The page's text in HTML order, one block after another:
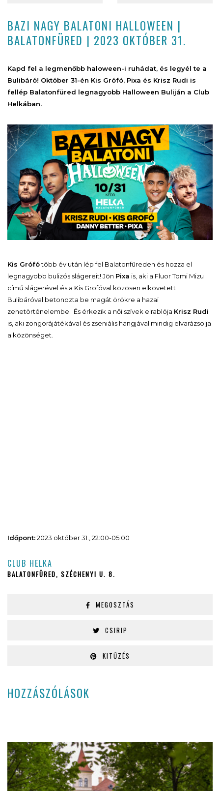
BAZI NAGY BALATONI HALLOWEEN |
BALATONFÜRED | 2023 OKTÓBER 31.
Kapd fel a legmenőbb haloween-i ruhádat, és legyél te a
Bulibáró! Október 31-én Kis Grófó, Pixa és Krisz Rudi is
fellép Balatonfüred legnagyobb Halloween Buliján a Club
Helkában.
Kis Grófótöbb év után lép fel Balatonfüreden és hozza el
legnagyobb bulizós slágereit! Jön Pixa is, aki a Fluor Tomi Mizu
című slágerével és a Kis Grofóval közösen elkövetett
Bulibáróval betonozta be magát örökre a hazai
zenetörténelembe. És érkezik a női szívek elrablója Krisz Rudi
is, aki zongorájátékával és zseniális hangjával mindig elvarázsolja
a közönséget.
Időpont:2023 október 31., 22:00-05:00
CLUB HELKA
BALATONFÜRED, SZÉCHENYI U. 8.
MEGOSZTÁS
CSIRIP
KITŰZÉS
HOZZÁSZÓLÁSOK